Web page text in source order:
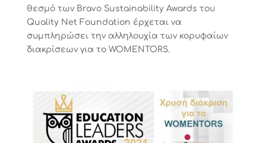
θεσμό των Bravo Sustainability Awards του
Quality Net Foundation έρχεται να
συμπληρώσει την αλληλουχία των κορυφαίων
διακρίσεων για το WOMENTORS.